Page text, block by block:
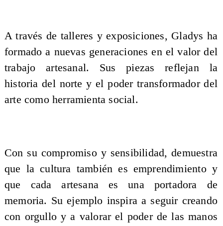
A través de talleres y exposiciones, Gladys ha
formado a nuevas generaciones en el valor del
trabajo artesanal. Sus piezas reflejan la
historia del norte y el poder transformador del
arte como herramienta social.
Con su compromiso y sensibilidad, demuestra
que la cultura también es emprendimiento y
que cada artesana es una portadora de
memoria. Su ejemplo inspira a seguir creando
con orgullo y a valorar el poder de las manos